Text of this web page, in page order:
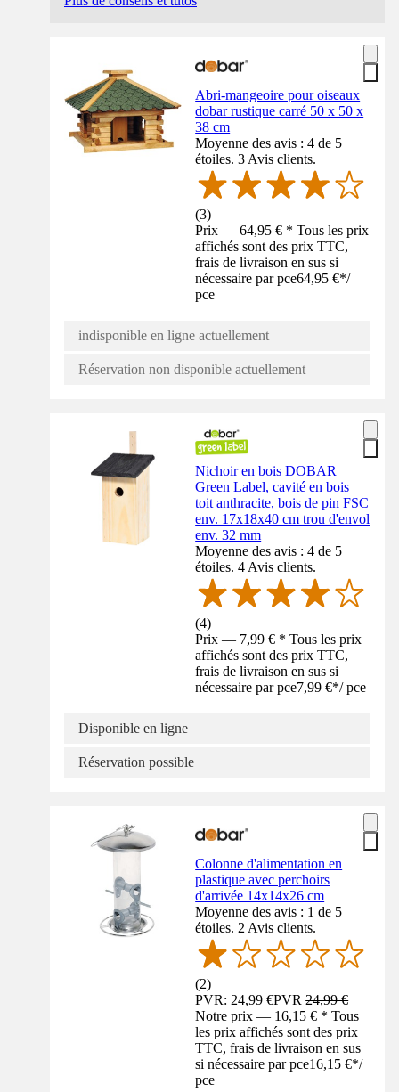
Abri-mangeoire pour oiseaux
dobar rustique carré 50 x 50 x
38 cm
Moyenne des avis : 4 de 5
étoiles. 3 Avis clients.
(3)
Prix — 64,95 € * Tous les prix
affichés sont des prix TTC,
frais de livraison en sus si
nécessaire par pce64,95 €*/
pce
indisponible en ligne actuellement
Réservation non disponible actuellement
Nichoir en bois DOBAR
Green Label, cavité en bois
toit anthracite, bois de pin FSC
env. 17x18x40 cm trou d'envol
env. 32 mm
Moyenne des avis : 4 de 5
étoiles. 4 Avis clients.
(4)
Prix — 7,99 € * Tous les prix
affichés sont des prix TTC,
frais de livraison en sus si
nécessaire par pce7,99 €*/ pce
Disponible en ligne
Réservation possible
Colonne d'alimentation en
plastique avec perchoirs
d'arrivée 14x14x26 cm
Moyenne des avis : 1 de 5
étoiles. 2 Avis clients.
(2)
PVR: 24,99 €PVR24,99 €
Notre prix — 16,15 € * Tous
les prix affichés sont des prix
TTC, frais de livraison en sus
si nécessaire par pce16,15 €*/
pce